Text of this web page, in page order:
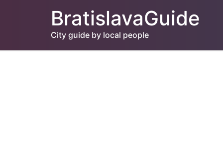
BratislavaGuide
City guide by local people